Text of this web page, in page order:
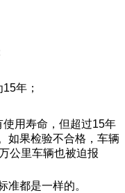
年；
用寿命，但超过15年
如果检验不合格，车辆
公里车辆也被迫报
准都是一样的。